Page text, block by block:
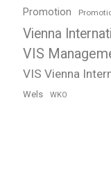
Promotion
Vienna
VIS
VIS Vienna
Wels WKO